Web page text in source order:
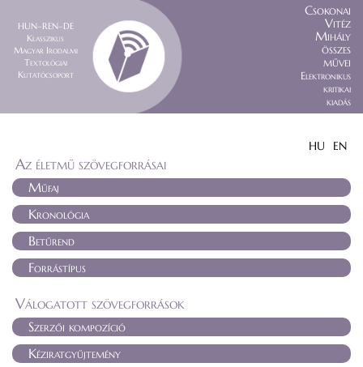
HUN–REN–DE
Klasszikus
Magyar Irodalmi
Textológiai
Kutatócsoport
Csokonai
Vitéz
Mihály
összes
művei
Elektronikus
kritikai
kiadás
HU EN
Az életmű szövegforrásai
Műfaj
Kronológia
Betűrend
Forrástípus
Válogatott szövegforrások
Szerzői kompozíció
Kéziratgyűjtemény